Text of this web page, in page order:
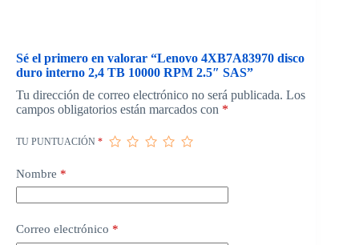
Sé el primero en valorar “Lenovo 4XB7A83970 disco
duro interno 2,4 TB 10000 RPM 2.5″ SAS”
Tu dirección de correo electrónico no será publicada. Los
campos obligatorios están marcados con *
TU PUNTUACIÓN *
Nombre *
Correo electrónico *